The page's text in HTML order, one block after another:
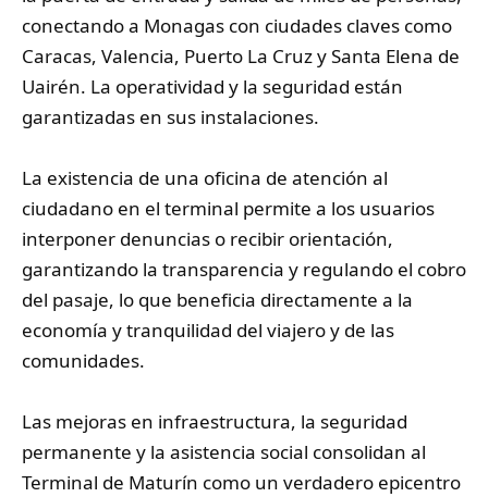
conectando a Monagas con ciudades claves como
Caracas, Valencia, Puerto La Cruz y Santa Elena de
Uairén. La operatividad y la seguridad están
garantizadas en sus instalaciones.
‎La existencia de una oficina de atención al
ciudadano en el terminal permite a los usuarios
interponer denuncias o recibir orientación,
garantizando la transparencia y regulando el cobro
del pasaje, lo que beneficia directamente a la
economía y tranquilidad del viajero y de las
comunidades.
Las mejoras en infraestructura, la seguridad
permanente y la asistencia social consolidan al
Terminal de Maturín como un verdadero epicentro